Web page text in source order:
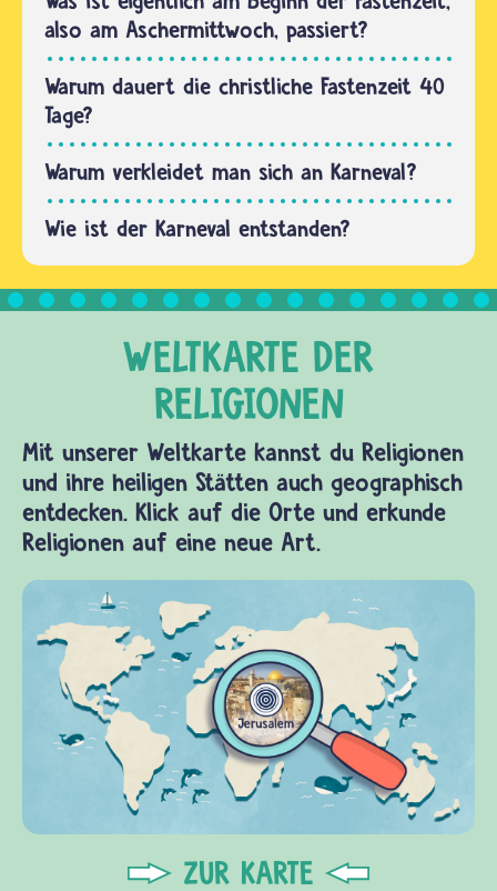
am 11.
November
bis
Weihnachten
und 40…
also am Aschermittwoch, passiert?
Warum dauert die christliche Fastenzeit 40
Tage?
Warum verkleidet man sich an Karneval?
Wie ist der Karneval entstanden?
Mit unserer Weltkarte kannst du Religionen
und ihre heiligen Stätten auch geographisch
entdecken. Klick auf die Orte und erkunde
Religionen auf eine neue Art.
ZUR KARTE